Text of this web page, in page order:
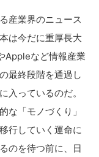
産業界のニュース
は今だに重厚長大
Appleなど情報産業
最終段階を通過し
入っているのだ。
な「モノづくり」
行していく運命に
のを待つ前に、日